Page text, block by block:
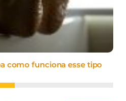
como funciona esse tipo